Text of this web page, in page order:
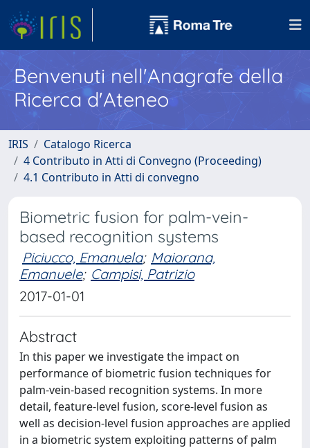
Benvenuti nell'Anagrafe della
Ricerca d'Ateneo
IRIS
Catalogo Ricerca
4 Contributo in Atti di Convegno (Proceeding)
4.1 Contributo in Atti di convegno
Biometric fusion for palm-vein-
based recognition systems
Piciucco, Emanuela; Maiorana,
Emanuele; Campisi, Patrizio
2017-01-01
Abstract
In this paper we investigate the impact on
performance of biometric fusion techniques for
palm-vein-based recognition systems. In more
detail, feature-level fusion, score-level fusion as
well as decision-level fusion approaches are applied
in a biometric system exploiting patterns of palm